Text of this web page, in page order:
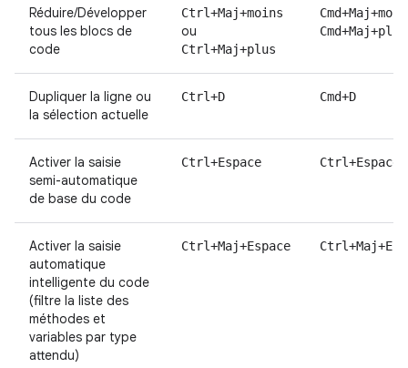
Réduire/Développer
tous les blocs de
code
Ctrl+Maj+moins
ou
Ctrl+Maj+plus
Cmd+Maj+plus
Dupliquer la ligne ou
la sélection actuelle
Ctrl+D Cmd+D
Activer la saisie
semi-automatique
de base du code
Ctrl+Espace Ctrl+Espace
Activer la saisie
automatique
intelligente du code
(filtre la liste des
méthodes et
variables par type
attendu)
Ctrl+Maj+Espace